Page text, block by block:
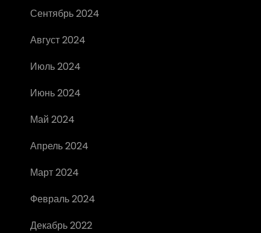
Сентябрь 2024
Август 2024
Июль 2024
Июнь 2024
Май 2024
Апрель 2024
Март 2024
Февраль 2024
Декабрь 2022